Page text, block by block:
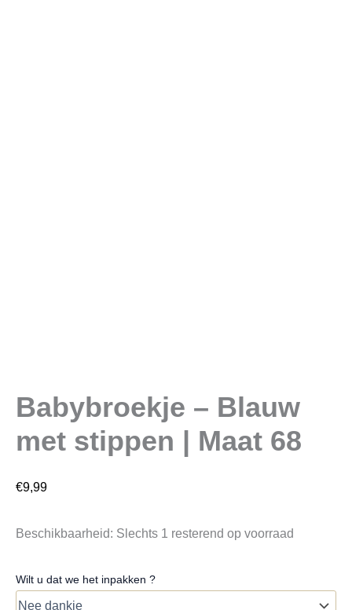
Babybroekje – Blauw
met stippen | Maat 68
€9,99
Beschikbaarheid: Slechts 1 resterend op voorraad
Wilt u dat we het inpakken ?